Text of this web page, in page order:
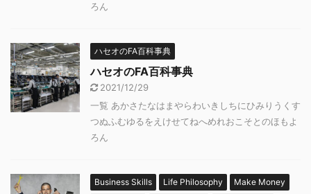
ろん
ハセオのFA百科事典
ハセオのFA百科事典
2021/12/29
一覧 あかさたなはまやらわいきしちにひみりうくす
つぬふむゆるをえけせてねへめれおこそとのほもよ
ろん
Business Skills Life Philosophy
Make Money